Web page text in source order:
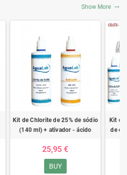
Show More
Kit de Chlorite de 25% de sódio
(140 ml) + ativador - ácido
25,95 €
BUY
Kit de
de